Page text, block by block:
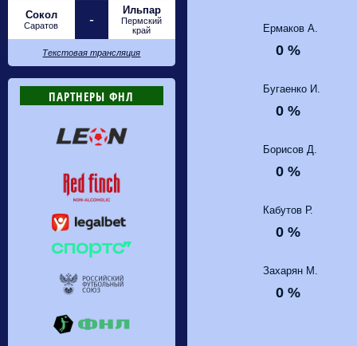
Сокол
Саратов -
Ильпар
Пермский
край
Текстовая трансляция
ПАРТНЕРЫ ФНЛ
Ермаков А.
0 %
Бугаенко И.
0 %
Борисов Д.
0 %
Кабутов Р.
0 %
Захарян М.
0 %